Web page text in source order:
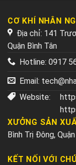
CƠ KHÍ NHÂN
Địa chỉ: 141
Quận Bình Tân
Hotline: 0917
Email:
Website:
XƯỞNG SẢN
Bình Trị Đông,
KẾT NỐI VỚI